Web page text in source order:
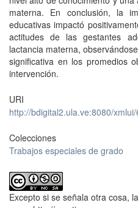
materna. En conclusión, la
educativas impactó
actitudes de las gestantes
lactancia materna,
significativa en los promedios
intervención.
URI
http://bdigital2.ula.ve:8080/
Colecciones
Trabajos especiales de grado
Excepto si se señala otra cosa,